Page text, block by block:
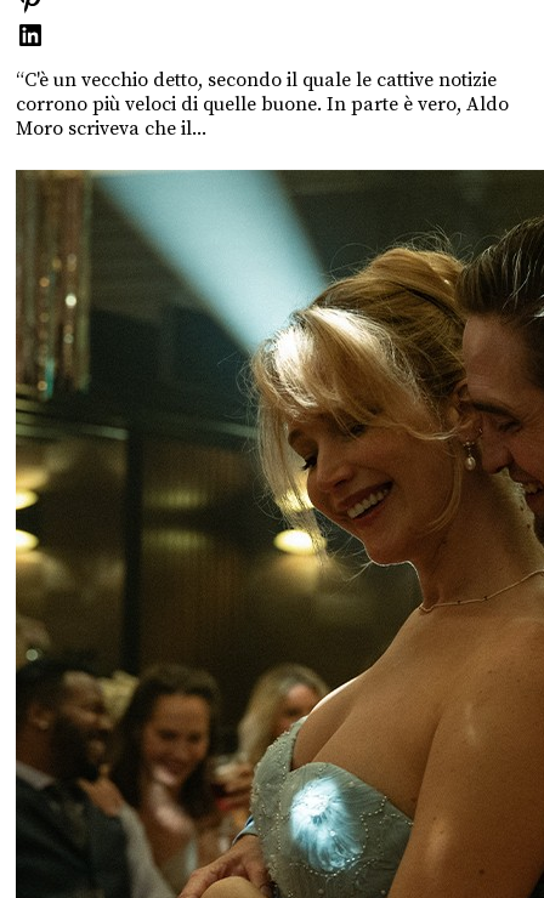
“C'è un vecchio detto, secondo il quale le cattive notizie
corrono più veloci di quelle buone. In parte è vero, Aldo
Moro scriveva che il...